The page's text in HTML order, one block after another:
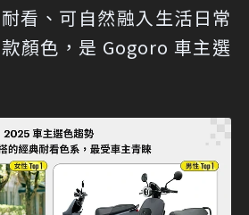
看、可自然融入生活日常
顏色，是 Gogoro 車主選